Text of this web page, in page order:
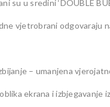
su u sredini ‘DOUBLE
vjetrobrani odgovaraju
– umanjena
ekrana i